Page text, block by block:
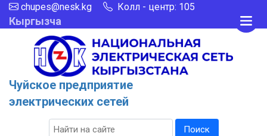
chupes@nesk.kg Колл - центр: 105
Кыргызча
Чуйское предприятие
электрических сетей
Поиск